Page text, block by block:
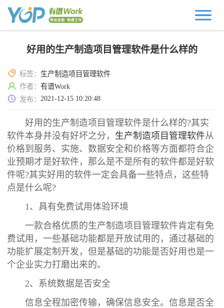
好用的生产制造项目管理软件是什么样的
标签： 生产制造项目管理软件
作者：有谱Work
发布：2021-12-15 10:20:48
好用的生产制造项目管理软件是什么样的?其实
软件本身并没有好坏之分， 生产制造项目管理软件从
价格到服务、实施、数据安全和价格等方面都符合企
业预期才是好软件，那么是不是所有的软件都是好软
件呢?其实好用的软件一定会具备一些特点，这些特
点是什么呢?
1、具有免费试用体验环境
一款合格优质的生产制造项目管理软件肯定有免
费试用，一些基础功能都是开放试用的，通过基础的
功能扩展定制开发，但是基础的功能是否好用也是一
个企业实力打磨出来的。
2、系统数据是否安全
信息全程加密传输，确保信息安全。信息是否全